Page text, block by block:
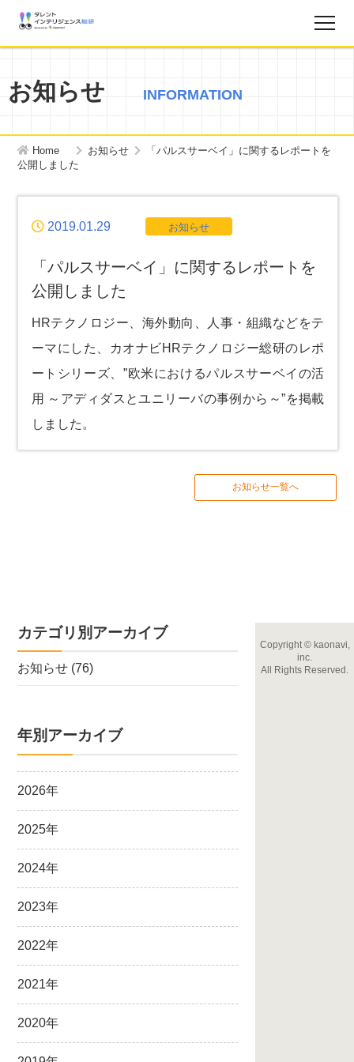
タレントインテリジェンス総研とは？
個人情報保護方針
サイトマップ
お知らせ INFORMATION
Home お知らせ
「パルスサーベイ」に関するレポートを
公開しました
2019.01.29 お知らせ
「パルスサーベイ」に関するレポートを
公開しました
HRテクノロジー、海外動向、人事・組織などをテ
ーマにした、カオナビHRテクノロジー総研のレポ
ートシリーズ、”欧米におけるパルスサーベイの活
用 ～アディダスとユニリーバの事例から～”を掲載
しました。
お知らせ一覧へ
カテゴリ別アーカイブ
お知らせ (76)
年別アーカイブ
2026年
2025年
2024年
2023年
2022年
2021年
2020年
Copyright©kaonavi,
inc.
All Rights Reserved.